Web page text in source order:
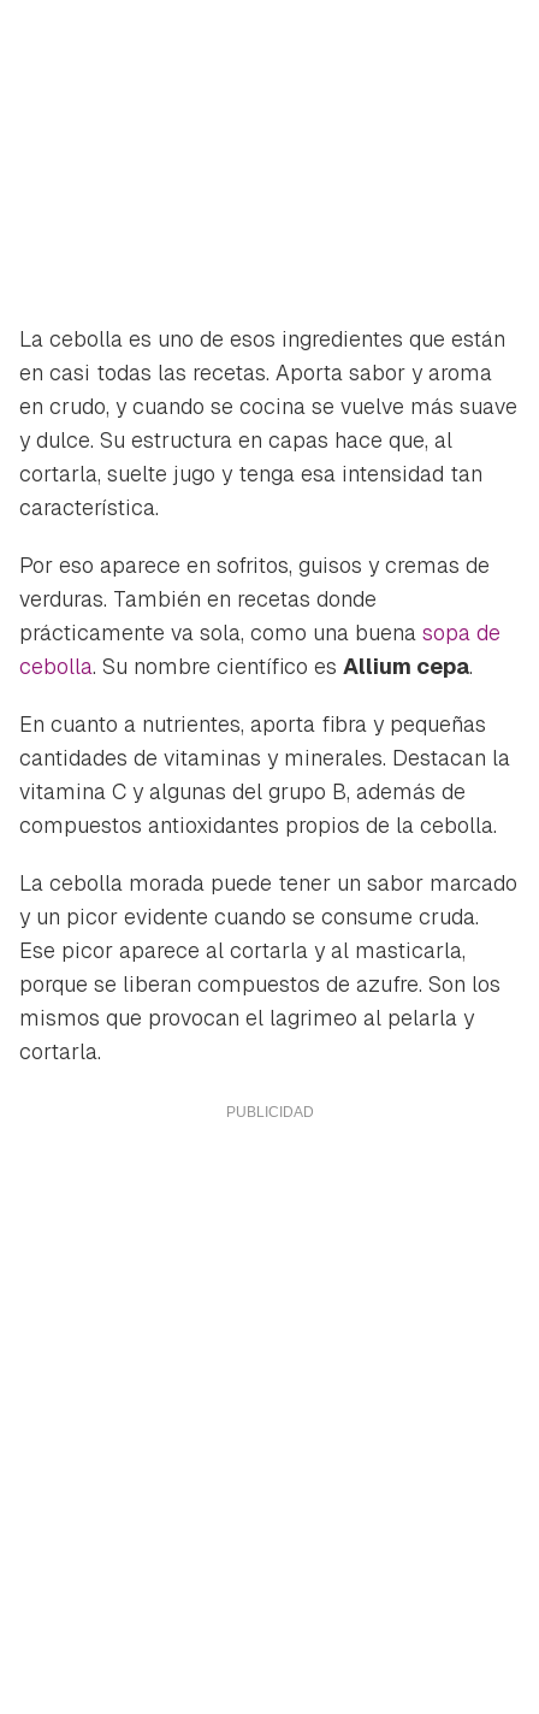
La cebolla es uno de esos ingredientes que están
en casi todas las recetas. Aporta sabor y aroma
en crudo, y cuando se cocina se vuelve más suave
y dulce. Su estructura en capas hace que, al
cortarla, suelte jugo y tenga esa intensidad tan
característica.
Por eso aparece en sofritos, guisos y cremas de
verduras. También en recetas donde
prácticamente va sola, como una buena sopa de
cebolla. Su nombre científico es Allium cepa.
En cuanto a nutrientes, aporta fibra y pequeñas
cantidades de vitaminas y minerales. Destacan la
vitamina C y algunas del grupo B, además de
compuestos antioxidantes propios de la cebolla.
La cebolla morada puede tener un sabor marcado
y un picor evidente cuando se consume cruda.
Ese picor aparece al cortarla y al masticarla,
porque se liberan compuestos de azufre. Son los
mismos que provocan el lagrimeo al pelarla y
cortarla.